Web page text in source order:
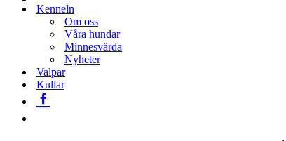
Kenneln
Om oss
Våra hundar
Minnesvärda
Nyheter
Valpar
Kullar